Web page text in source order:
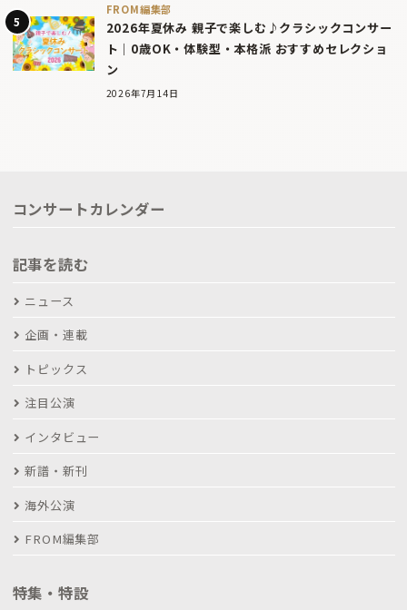
FROM編集部
2026年夏休み 親子で楽しむ♪クラシックコンサー
ト｜0歳OK・体験型・本格派 おすすめセレクショ
ン
2026年7月14日
コンサートカレンダー
記事を読む
ニュース
企画・連載
トピックス
注目公演
インタビュー
新譜・新刊
海外公演
FROM編集部
特集・特設